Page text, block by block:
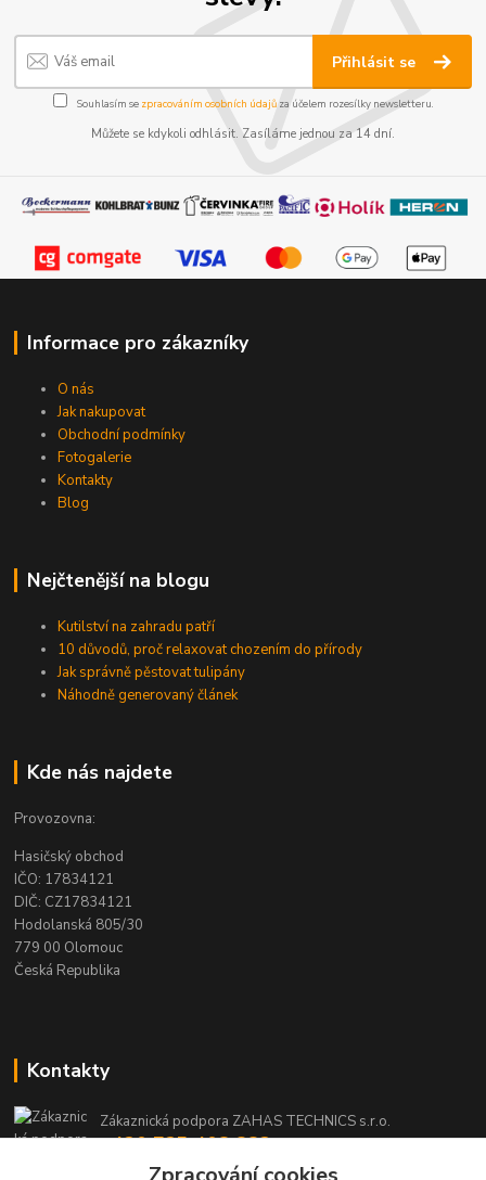
Přihlásit se
Souhlasím se zpracováním osobních údajůza účelem rozesílky newsletteru.
Můžete se kdykoli odhlásit. Zasíláme jednou za 14 dní.
Informace pro zákazníky
O nás
Jak nakupovat
Obchodní podmínky
Fotogalerie
Kontakty
Blog
Nejčtenější na blogu
Kutilství na zahradu patří
10 důvodů, proč relaxovat chozením do přírody
Jak správně pěstovat tulipány
Náhodně generovaný článek
Kde nás najdete
Provozovna:
Hasičský obchod
IČO: 17834121
DIČ: CZ17834121
Hodolanská 805/30
779 00 Olomouc
Česká Republika
Kontakty
Zákaznická podpora ZAHAS TECHNICS s.r.o.
+420 725 408 883
(Po-Pá, 8-16 hod.)